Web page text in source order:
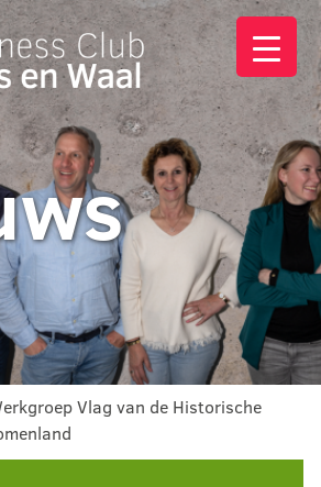
Vlag van de Historische